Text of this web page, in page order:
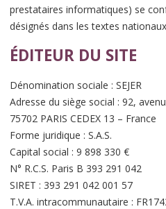
prestataires informatiques) se
désignés dans les textes
ÉDITEUR DU SITE
Dénomination sociale : SEJER
Adresse du siège social : 92,
75702 PARIS CEDEX 13 – France
Forme juridique : S.A.S.
Capital social : 9 898 330 €
N° R.C.S. Paris B 393 291 042
SIRET : 393 291 042 001 57
T.V.A. intracommunautaire :